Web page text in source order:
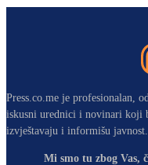
Press.co.me je profesionalan,
iskusni urednici i novinari koji
izvještavaju i informišu javnost.
Mi smo tu zbog Vas,